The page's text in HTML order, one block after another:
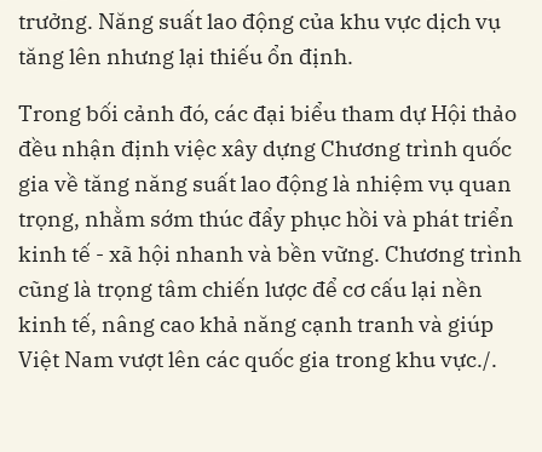
trưởng. Năng suất lao động của khu vực dịch vụ
tăng lên nhưng lại thiếu ổn định.
Trong bối cảnh đó, các đại biểu tham dự Hội thảo
đều nhận định việc xây dựng Chương trình quốc
gia về tăng năng suất lao động là nhiệm vụ quan
trọng, nhằm sớm thúc đẩy phục hồi và phát triển
kinh tế - xã hội nhanh và bền vững. Chương trình
cũng là trọng tâm chiến lược để cơ cấu lại nền
kinh tế, nâng cao khả năng cạnh tranh và giúp
Việt Nam vượt lên các quốc gia trong khu vực./.